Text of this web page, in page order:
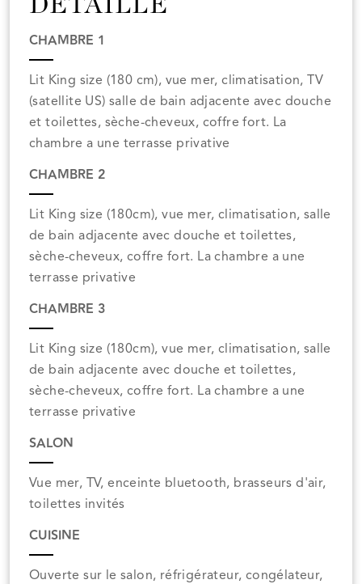
CHAMBRE 1
Lit King size (180 cm), vue mer, climatisation, TV
(satellite US) salle de bain adjacente avec douche
et toilettes, sèche-cheveux, coffre fort. La
chambre a une terrasse privative
CHAMBRE 2
Lit King size (180cm), vue mer, climatisation, salle
de bain adjacente avec douche et toilettes,
sèche-cheveux, coffre fort. La chambre a une
terrasse privative
CHAMBRE 3
Lit King size (180cm), vue mer, climatisation, salle
de bain adjacente avec douche et toilettes,
sèche-cheveux, coffre fort. La chambre a une
terrasse privative
SALON
Vue mer, TV, enceinte bluetooth, brasseurs d'air,
toilettes invités
CUISINE
Ouverte sur le salon, réfrigérateur, congélateur,